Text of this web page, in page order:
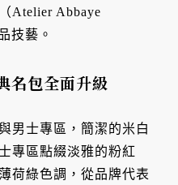
Atelier Abbaye
技藝。
名包全面升級
男士專區，簡潔的米白
專區點綴淡雅的粉紅
荷綠色調，從品牌代表